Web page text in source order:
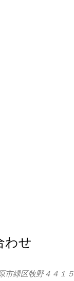
わせ
市緑区牧野４４１５